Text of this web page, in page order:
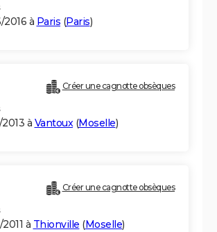
à Paris (Paris)
Créer une cagnotte obsèques
à Vantoux(Moselle)
Créer une cagnotte obsèques
à Thionville (Moselle)